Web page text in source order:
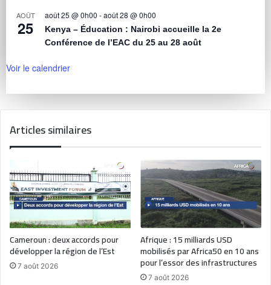
AOÛT
25
août 25 @ 0h00 -août 28 @ 0h00
Kenya – Éducation : Nairobi accueille la 2e
Conférence de l’EAC du 25 au 28 août
Voir le calendrier
Articles similaires
Cameroun : deux accords pour
développer la région de l’Est
7 août 2026
Afrique : 15 milliards USD
mobilisés par Africa50 en 10 ans
pour l’essor des infrastructures
7 août 2026